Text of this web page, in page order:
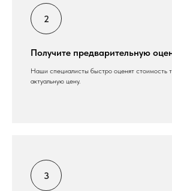
Получите предварительную
Наши специалисты быстро оценят стоимость
актуальную цену.